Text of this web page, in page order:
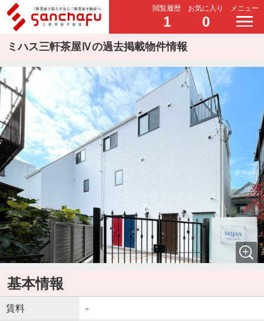
閲覧履歴
1
お気に入り
0
メニュー
ミハス三軒茶屋Ⅳの過去掲載物件情報
基本情報
賃料 -